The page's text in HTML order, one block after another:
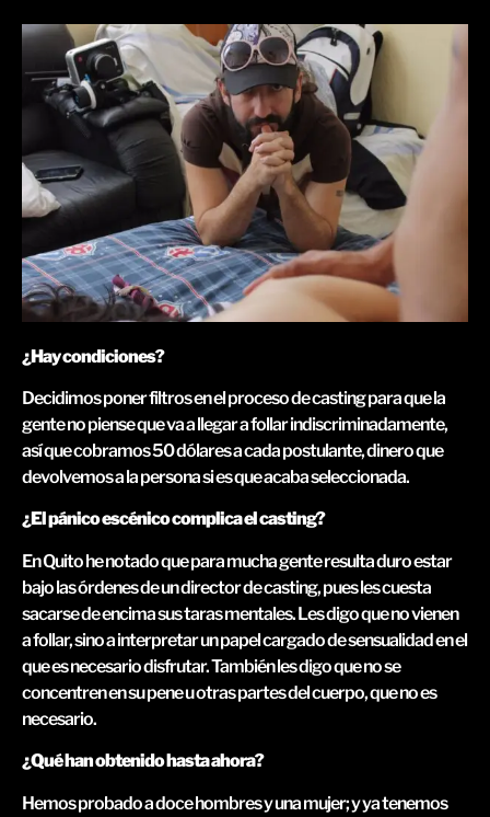
¿Hay condiciones?
Decidimos poner filtros en el proceso de casting para que la
gente no piense que va a llegar a follar indiscriminadamente,
así que cobramos 50 dólares a cada postulante, dinero que
devolvemos a la persona si es que acaba seleccionada.
¿El pánico escénico complica el casting?
En Quito he notado que para mucha gente resulta duro estar
bajo las órdenes de un director de casting, pues les cuesta
sacarse de encima sus taras mentales. Les digo que no vienen
a follar, sino a interpretar un papel cargado de sensualidad en el
que es necesario disfrutar. También les digo que no se
concentren en su pene u otras partes del cuerpo, que no es
necesario.
¿Qué han obtenido hasta ahora?
Hemos probado a doce hombres y una mujer; y ya tenemos